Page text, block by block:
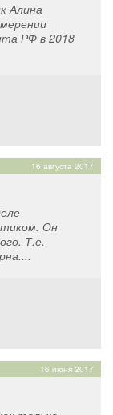
Алина
РФ в 2018
16 августа 2017
Он
Т.е.
16 июня 2017